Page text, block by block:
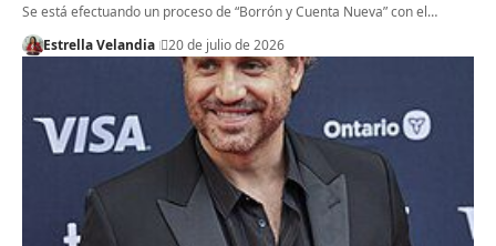
​Se está efectuando un proceso de “Borrón y Cuenta Nueva” con el…
Estrella Velandia
20 de julio de 2026